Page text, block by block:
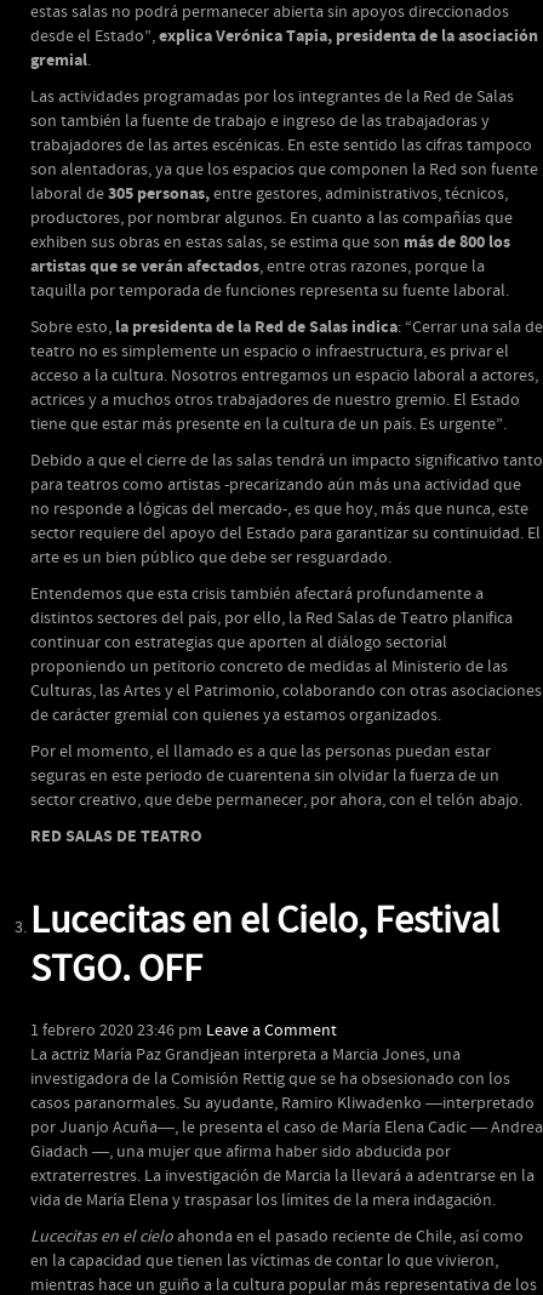
estas salas no podrá permanecer abierta sin apoyos direccionados
desde el Estado”,explica Verónica Tapia, presidenta de la asociación
gremial.
Las actividades programadas por los integrantes de la Red de Salas
son también la fuente de trabajo e ingreso de las trabajadoras y
trabajadores de las artes escénicas. En este sentido las cifras tampoco
son alentadoras, ya que los espacios que componen la Red son fuente
laboral de305 personas,entre gestores, administrativos, técnicos,
productores, por nombrar algunos. En cuanto a las compañías que
exhiben sus obras en estas salas, se estima que son más de 800 los
artistas que se verán afectados, entre otras razones, porque la
taquilla por temporada de funciones representa su fuente laboral.
Sobre esto, la presidenta de la Red de Salas indica: “Cerrar una sala de
teatro no es simplemente un espacio o infraestructura, es privar el
acceso a la cultura. Nosotros entregamos un espacio laboral a actores,
actrices y a muchos otros trabajadores de nuestro gremio. El Estado
tiene que estar más presente en la cultura de un país. Es urgente”.
Debido a que el cierre de las salas tendrá un impacto significativo tanto
para teatros como artistas -precarizando aún más una actividad que
no responde a lógicas del mercado-, es que hoy, más que nunca, este
sector requiere del apoyo del Estado para garantizar su continuidad. El
arte es un bien público que debe ser resguardado.
Entendemos que esta crisis también afectará profundamente a
distintos sectores del país, por ello, la Red Salas de Teatro planifica
continuar con estrategias que aporten al diálogo sectorial
proponiendo un petitorio concreto de medidas al Ministerio de las
Culturas, las Artes y el Patrimonio, colaborando con otras asociaciones
de carácter gremial con quienes ya estamos organizados.
Por el momento, el llamado es a que las personas puedan estar
seguras en este periodo de cuarentena sin olvidar la fuerza de un
sector creativo, que debe permanecer, por ahora, con el telón abajo.
RED SALAS DE TEATRO
Lucecitas en el Cielo, Festival
STGO. OFF
1 febrero 2020 23:46 pm Leave a Comment
La actriz María Paz Grandjean interpreta a Marcia Jones, una
investigadora de la Comisión Rettig que se ha obsesionado con los
casos paranormales. Su ayudante, Ramiro Kliwadenko ―interpretado
por Juanjo Acuña―, le presenta el caso de María Elena Cadic ― Andrea
Giadach ―, una mujer que afirma haber sido abducida por
extraterrestres. La investigación de Marcia la llevará a adentrarse en la
vida de María Elena y traspasar los límites de la mera indagación.
Lucecitas en el cielo ahonda en el pasado reciente de Chile, así como
en la capacidad que tienen las víctimas de contar lo que vivieron,
mientras hace un guiño a la cultura popular más representativa de los